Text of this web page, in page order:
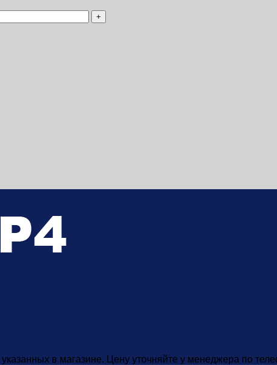
в магазине. Цену уточняйте у менеджера по